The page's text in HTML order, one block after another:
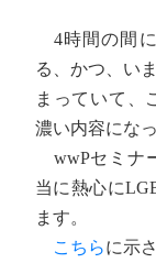
4時間の間に
る、かつ、い
まっていて、
濃い内容にな
wwPセミナ
当に熱心に
ます。
こちらに示